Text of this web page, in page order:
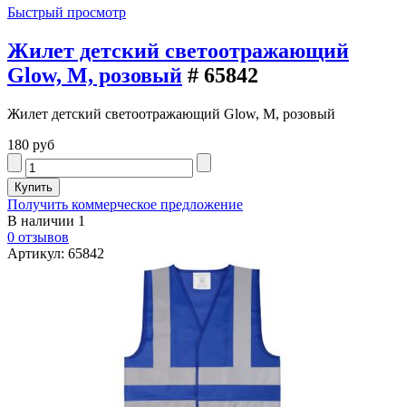
Быстрый просмотр
Жилет детский светоотражающий
Glow, M, розовый # 65842
Жилет детский светоотражающий Glow, M, розовый
180 руб
Получить коммерческое предложение
В наличии 1
0 отзывов
Артикул: 65842